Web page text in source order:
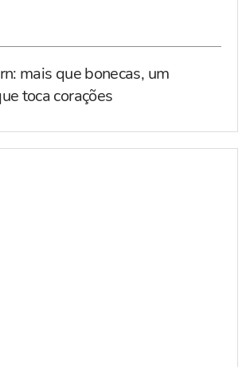
mais que bonecas, um
toca corações